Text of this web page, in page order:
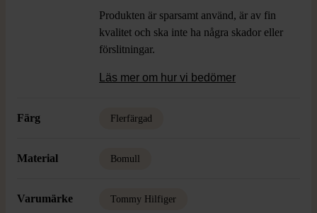
Produkten är sparsamt använd, är av fin
kvalitet och ska inte ha några skador eller
förslitningar.
Läs mer om hur vi bedömer
Färg Flerfärgad
Material Bomull
Varumärke Tommy Hilfiger